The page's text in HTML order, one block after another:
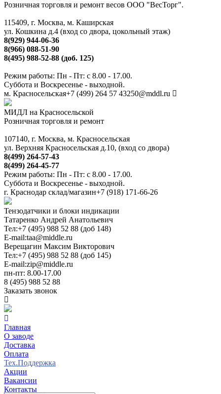
Розничная торговля и ремонт весов ООО "ВесТорг".
115409, г. Москва, м. Каширская
ул. Кошкина д.4 (вход со двора, цокольный этаж)
8(929) 944-06-36
8(966) 088-51-90
8(495) 988-52-88 (доб. 125)
Режим работы: Пн - Пт: с 8.00 - 17.00.
Суббота и Воскресенье - выходной.
м. Красносельская+7 (499) 264 57 43250@mddl.ru
МИДЛ на Красносельской
Розничная торговля и ремонт
107140, г. Москва, м. Красносельская
ул. Верхняя Красносельская д.10, (вход со двора)
8(499) 264-57-43
8(499) 264-45-77
Режим работы: Пн - Пт: с 8.00 - 17.00.
Суббота и Воскресенье - выходной.
г. Краснодар склад/магазин+7 (918) 171-66-26
Тензодатчики и блоки индикации
Татаренко Андрей Анатольевич
Тел:+7 (495) 988 52 88 (доб 148)
E-mail:taa@middle.ru
Верещагин Максим Викторович
Тел:+7 (495) 988 52 88 (доб 145)
E-mail:zip@middle.ru
пн-пт: 8.00-17.00
8 (495) 988 52 88
Заказать звонок
Главная
О заводе
Доставка
Оплата
Тех.Поддержка
Акции
Вакансии
Контакты